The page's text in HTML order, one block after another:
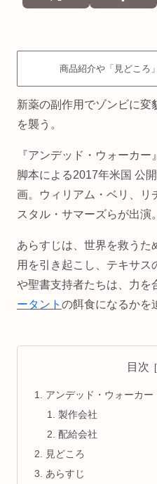
商品紹介や「見どころ
新薬の副作用でゾンビに変
を襲う。
『アンデッド・ウォーカ
脚本による2017年米国 公
画。ウィリアム・ベリ、リ
スタル・サマーズらが出演。
あらすじは、世界を救うた
用を引き起こし、テキサス
や聖書支持者たちは、力を
ータント の餌食になるかを
目次
アンデッド・ウォーカー
製作会社
配給会社
見どころ
あらすじ